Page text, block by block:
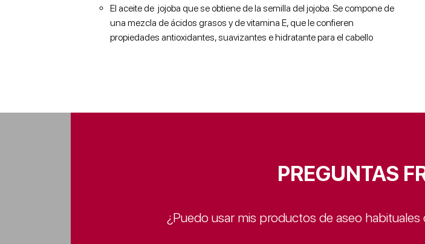
El aceite de jojoba que se obtiene de la semilla del jojoba. Se compone de
una mezcla de ácidos grasos y de vitamina E, que le confieren
propiedades antioxidantes, suavizantes e hidratante para el cabello
PREGUNTAS
PREGUNTAS
¿Puedo usar mis productos de aseo
PREGUNTAS
PREGUNTAS
PREGUNTAS
PREGUNTAS
PREGUNTAS
PREGUNTAS
PREGUNTAS
PREGUNTAS